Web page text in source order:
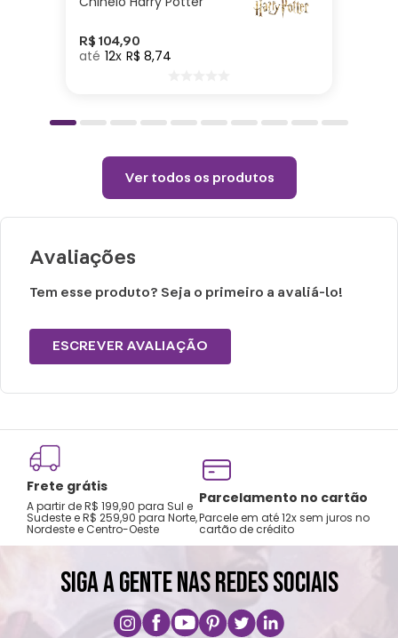
Cuidados e recomendações de uso:
Não alvejar.
secadora.
Não limpar a seco.
R$ 104,90
12 R$ 8,74
Ver todos os produtos
Avaliações
Tem esse produto? Seja o primeiro a avaliá-lo!
ESCREVER AVALIAÇÃO
Frete grátis
A partir de R$ 199,90 para Sul e
Sudeste e R$ 259,90 para Norte,
Nordeste e Centro-Oeste
Parcelamento no cartão
Parcele em até 12x sem juros no
cartão de crédito
SIGA A GENTE NAS REDES SOCIAIS